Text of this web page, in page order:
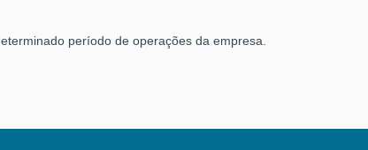
período de operações da empresa.